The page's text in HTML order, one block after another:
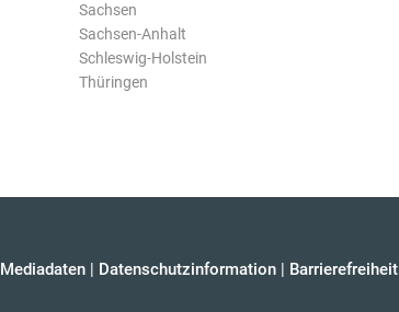
Sachsen
Sachsen-Anhalt
Schleswig-Holstein
Thüringen
Mediadaten | Datenschutzinformation | Barrierefreiheit